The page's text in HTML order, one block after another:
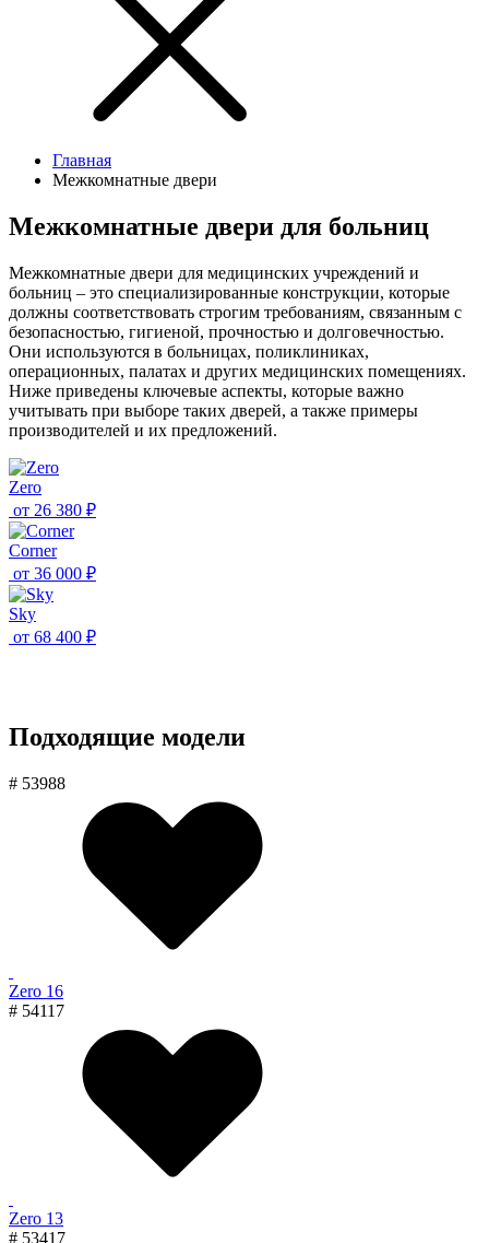
Главная
Межкомнатные двери
Межкомнатные двери для больниц
Межкомнатные двери для медицинских учреждений и
больниц – это специализированные конструкции, которые
должны соответствовать строгим требованиям, связанным с
безопасностью, гигиеной, прочностью и долговечностью.
Они используются в больницах, поликлиниках,
операционных, палатах и других медицинских помещениях.
Ниже приведены ключевые аспекты, которые важно
учитывать при выборе таких дверей, а также примеры
производителей и их предложений.
Zero
от 26 380 ₽
Corner
от 36 000 ₽
Sky
от 68 400 ₽
Подходящие модели
# 53988
Zero 16
# 54117
Zero 13
# 53417